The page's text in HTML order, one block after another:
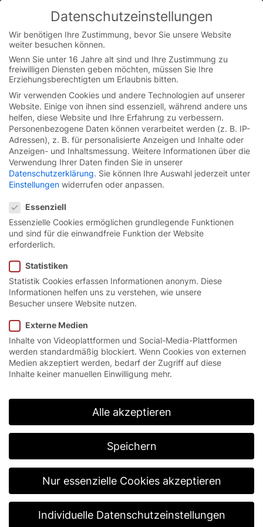
You are currently on the Austrian German website.
Switch to the English version.
Skip
content
Schnelllauf-Spiraltor
EFA-SST® EX.
Das klassische Hallentor
für explosionsgefährdete
Bereiche.
Das EFA-SST® EX ist sowohl für den Außen- als
auch für den Inneneinsatz in explosionsgefährdeten
Bereichen ausgelegt. Neben der hohen Öffnungs-
und Schließgeschwindigkeit überzeugt es
insbesondere durch ein festes Torblatt mit enormer
Windbelastbarkeit und bester Dichtigkeit. Das
Torblatt besteht aus doppelwandigen
Aluminiumlamellen und lässt sich mit transparenten
Sichtlamellen kombinieren.
Ebenso ist eine vollständig mit transparenten
Datenschutzeinstellungen
Wir benötigen Ihre Zustimmung, bevor Sie unsere Website
weiter besuchen können.
Wenn Sie unter 16 Jahre alt sind und Ihre Zustimmung zu
freiwilligen Diensten geben möchten, müssen Sie Ihre
Erziehungsberechtigten um Erlaubnis bitten.
Wir verwenden Cookies und andere Technologien auf unserer
Website. Einige von ihnen sind essenziell, während andere uns
helfen, diese Website und Ihre Erfahrung zu verbessern.
Personenbezogene Daten können verarbeitet werden (z. B. IP-
Adressen), z. B. für personalisierte Anzeigen und Inhalte oder
Anzeigen- und Inhaltsmessung. Weitere Informationen über die
Verwendung Ihrer Daten finden Sie in unserer
Datenschutzerklärung. Sie können Ihre Auswahl jederzeit unter
Einstellungen widerrufen oder anpassen.
Essenziell
Essenzielle Cookies ermöglichen grundlegende Funktionen
und sind für die einwandfreie Funktion der Website
erforderlich.
Statistiken
Statistik Cookies erfassen Informationen anonym. Diese
Informationen helfen uns zu verstehen, wie unsere
Besucher unsere Website nutzen.
Externe Medien
Inhalte von Videoplattformen und Social-Media-Plattformen
werden standardmäßig blockiert. Wenn Cookies von externen
Medien akzeptiert werden, bedarf der Zugriff auf diese
Inhalte keiner manuellen Einwilligung mehr.
Alle akzeptieren
Speichern
Nur essenzielle Cookies akzeptieren
Individuelle Datenschutzeinstellungen